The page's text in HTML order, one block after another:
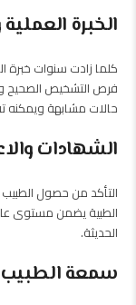
الخبرة
كلما زادت سنوات
فرص التشخيص الصحيح
حالات مشابهة ويمكنه
الشهادات
التأكد من حصول
الطبية يضمن مستوى عالٍ
الحديثة.
سمعة الطبيب